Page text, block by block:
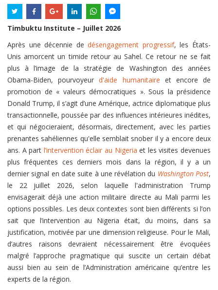
Timbuktu Institute – Juillet 2026
Après une décennie dedésengagement progressif, les États-
Unis amorcent un timide retour au Sahel. Ce retour ne se fait
plus à l’image de la stratégie de Washington des années
Obama-Biden, pourvoyeurd'aide humanitaire et encore de
promotion de « valeurs démocratiques ». Sous la présidence
Donald Trump, il s’agit d’une Amérique, actrice diplomatique plus
transactionnelle, poussée par des influences intérieures inédites,
et qui négocieraient, désormais, directement, avec les parties
prenantes sahéliennes qu'elle semblait snober il y a encore deux
ans. A part l’intervention éclair au Nigeria et les visites devenues
plus fréquentes ces derniers mois dans la région, il y a un
dernier signal en date suite à une révélation du Washington Post,
le 22 juillet 2026, selon laquelle l'administration Trump
envisagerait déjà une action militaire directe au Mali parmi les
options possibles. Les deux contextes sont bien différents si l’on
sait que l’intervention au Nigeria était, du moins, dans sa
justification, motivée par une dimension religieuse. Pour le Mali,
d’autres raisons devraient nécessairement être évoquées
malgré l’approche pragmatique qui suscite un certain débat
aussi bien au sein de l’Administration américaine qu’entre les
experts de la région.